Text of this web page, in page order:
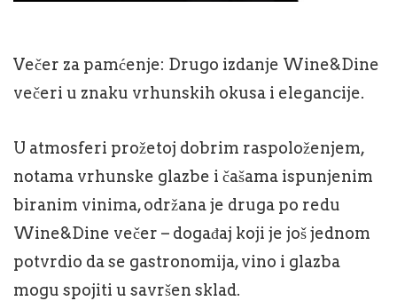
Večer za pamćenje: Drugo izdanje Wine&Dine
večeri u znaku vrhunskih okusa i elegancije.
U atmosferi prožetoj dobrim raspoloženjem,
notama vrhunske glazbe i čašama ispunjenim
biranim vinima, održana je druga po redu
Wine&Dine večer – događaj koji je još jednom
potvrdio da se gastronomija, vino i glazba
mogu spojiti u savršen sklad.